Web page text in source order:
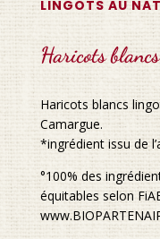
LINGOTS AU
Haricots
Haricots blancs
Camargue.
*ingrédient issu de
°100% des
équitables selon